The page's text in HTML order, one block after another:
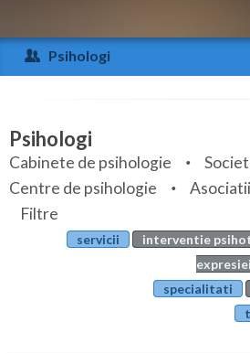
Arad
Arges
Bihor
Bistrita-Nasaud
Botosani
Psihologi
Specialitati
Servicii
Articole
Evenimente
Psihologi
Cabinete de psihologie
Centre de psihologie
Filtre
servicii
interventie
specialitati